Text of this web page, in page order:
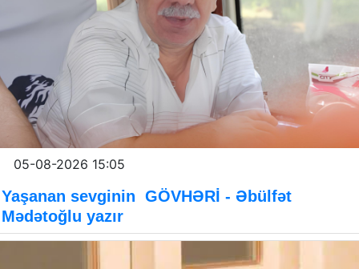
05-08-2026 15:05
Yaşanan sevginin GÖVHƏRİ - Əbülfət
Mədətoğlu yazır